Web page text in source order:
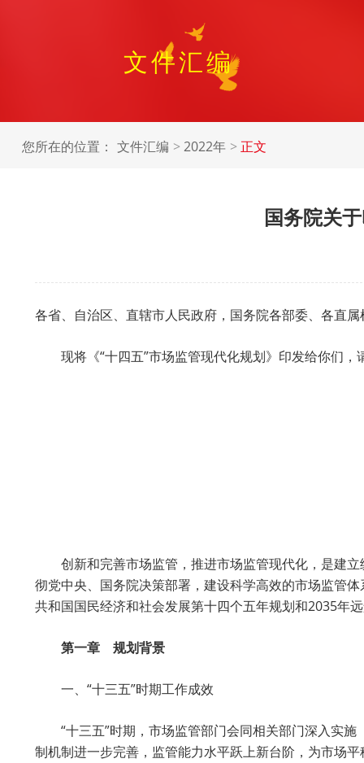
文件汇编
您所在的位置： 文件汇编 2022年 正文
国务院关
各省、自治区、直辖市人民政府，国务院各部委、各直属
现将《“十四五”市场监管现代化规划》印发给你们，
创新和完善市场监管，推进市场监管现代化，是建
彻党中央、国务院决策部署，建设科学高效的市场监管
共和国国民经济和社会发展第十四个五年规划和2035年
第一章 规划背景
一、“十三五”时期工作成效
“十三五”时期，市场监管部门会同相关部门深入实
制机制进一步完善，监管能力水平跃上新台阶，为市场